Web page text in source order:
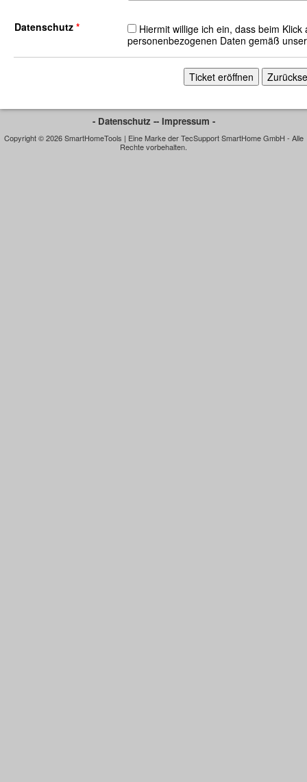
Datenschutz *
Hiermit willige ich ein, dass beim Klick
personenbezogenen Daten gemäß
- Datenschutz -- Impressum -
Copyright © 2026 SmartHomeTools | Eine Marke der TecSupport SmartHome GmbH - Alle
Rechte vorbehalten.